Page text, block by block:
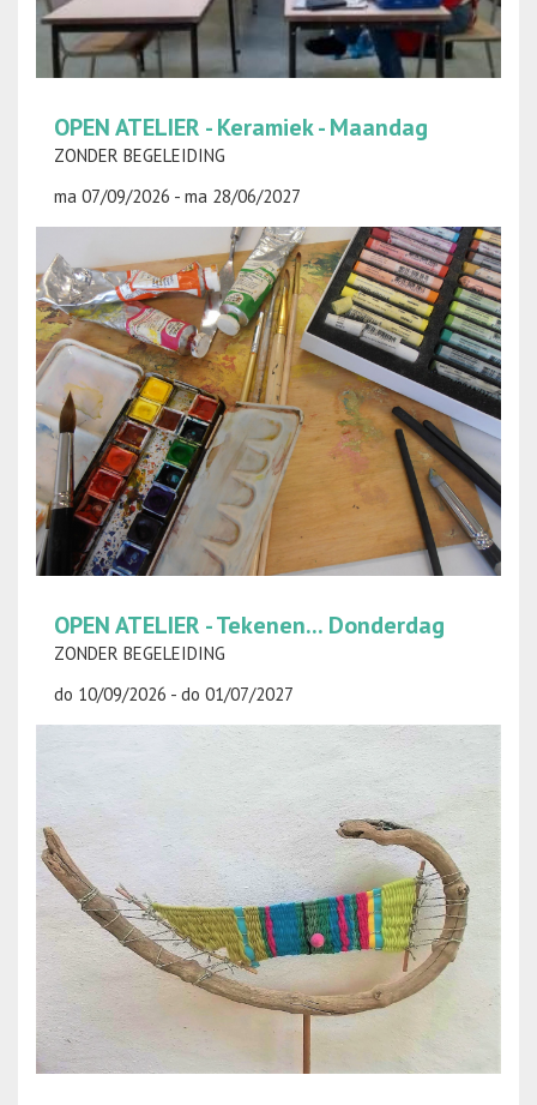
OPEN ATELIER - Keramiek - Maandag
ZONDER BEGELEIDING
ma 07/09/2026 - ma 28/06/2027
OPEN ATELIER - Tekenen... Donderdag
ZONDER BEGELEIDING
do 10/09/2026 - do 01/07/2027